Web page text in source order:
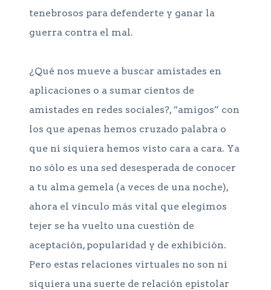
tenebrosos para defenderte y ganar la
guerra contra el mal.
¿Qué nos mueve a buscar amistades en
aplicaciones o a sumar cientos de
amistades en redes sociales?, “amigos” con
los que apenas hemos cruzado palabra o
que ni siquiera hemos visto cara a cara. Ya
no sólo es una sed desesperada de conocer
a tu alma gemela (a veces de una noche),
ahora el vínculo más vital que elegimos
tejer se ha vuelto una cuestión de
aceptación, popularidad y de exhibición.
Pero estas relaciones virtuales no son ni
siquiera una suerte de relación epistolar